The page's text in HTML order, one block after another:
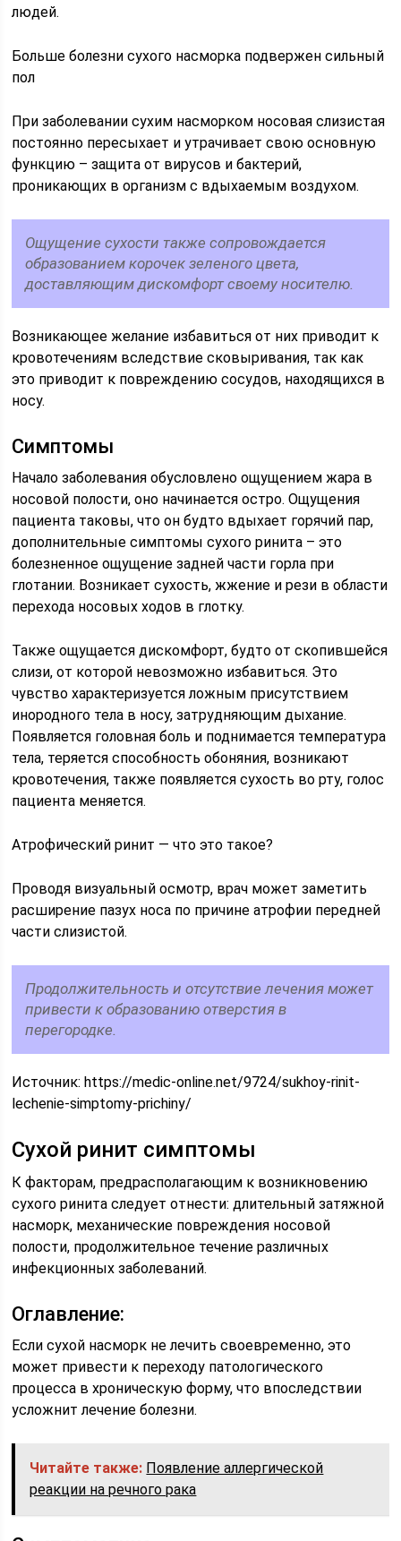
людей.
Больше болезни сухого насморка подвержен сильный
пол
При заболевании сухим насморком носовая слизистая
постоянно пересыхает и утрачивает свою основную
функцию – защита от вирусов и бактерий,
проникающих в организм с вдыхаемым воздухом.
Ощущение сухости также сопровождается
образованием корочек зеленого цвета,
доставляющим дискомфорт своему носителю.
Возникающее желание избавиться от них приводит к
кровотечениям вследствие сковыривания, так как
это приводит к повреждению сосудов, находящихся в
носу.
Симптомы
Начало заболевания обусловлено ощущением жара в
носовой полости, оно начинается остро. Ощущения
пациента таковы, что он будто вдыхает горячий пар,
дополнительные симптомы сухого ринита – это
болезненное ощущение задней части горла при
глотании. Возникает сухость, жжение и рези в области
перехода носовых ходов в глотку.
Также ощущается дискомфорт, будто от скопившейся
слизи, от которой невозможно избавиться. Это
чувство характеризуется ложным присутствием
инородного тела в носу, затрудняющим дыхание.
Появляется головная боль и поднимается температура
тела, теряется способность обоняния, возникают
кровотечения, также появляется сухость во рту, голос
пациента меняется.
Атрофический ринит — что это такое?
Проводя визуальный осмотр, врач может заметить
расширение пазух носа по причине атрофии передней
части слизистой.
Продолжительность и отсутствие лечения может
привести к образованию отверстия в
перегородке.
Источник:https://medic-online.net/9724/sukhoy-rinit-
lechenie-simptomy-prichiny/
Сухой ринит симптомы
К факторам, предрасполагающим к возникновению
сухого ринита следует отнести: длительный затяжной
насморк, механические повреждения носовой
полости, продолжительное течение различных
инфекционных заболеваний.
Оглавление:
Если сухой насморк не лечить своевременно, это
может привести к переходу патологического
процесса в хроническую форму, что впоследствии
усложнит лечение болезни.
Читайте также: Появление аллергической
реакции на речного рака